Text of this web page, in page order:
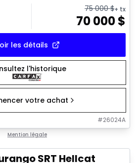
75 000$+ tx
70 000$
les détails
l'historique
votre achat
#26024A
Mention légale
SRT Hellcat